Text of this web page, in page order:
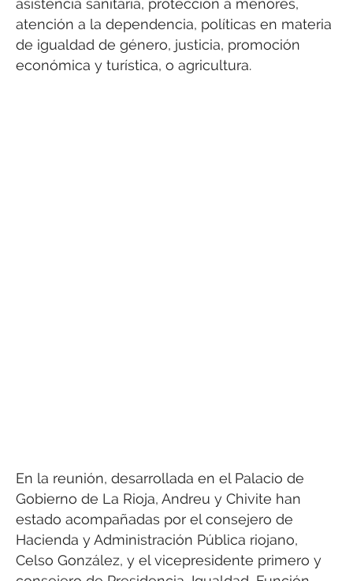
asistencia sanitaria, protección a menores,
atención a la dependencia, políticas en materia
de igualdad de género, justicia, promoción
económica y turística, o agricultura.
En la reunión, desarrollada en el Palacio de
Gobierno de La Rioja, Andreu y Chivite han
estado acompañadas por el consejero de
Hacienda y Administración Pública riojano,
Celso González, y el vicepresidente primero y